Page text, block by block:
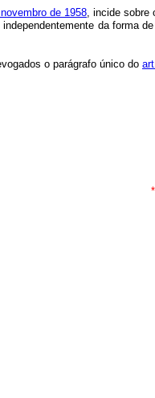
de 1958, incide sobre
da forma
o parágrafo único do
*